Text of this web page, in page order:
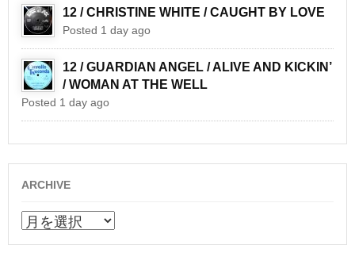
12 / CHRISTINE WHITE / CAUGHT BY LOVE
Posted 1 day ago
12 / GUARDIAN ANGEL / ALIVE AND KICKIN’
/ WOMAN AT THE WELL
Posted 1 day ago
ARCHIVE
ARCHIVE